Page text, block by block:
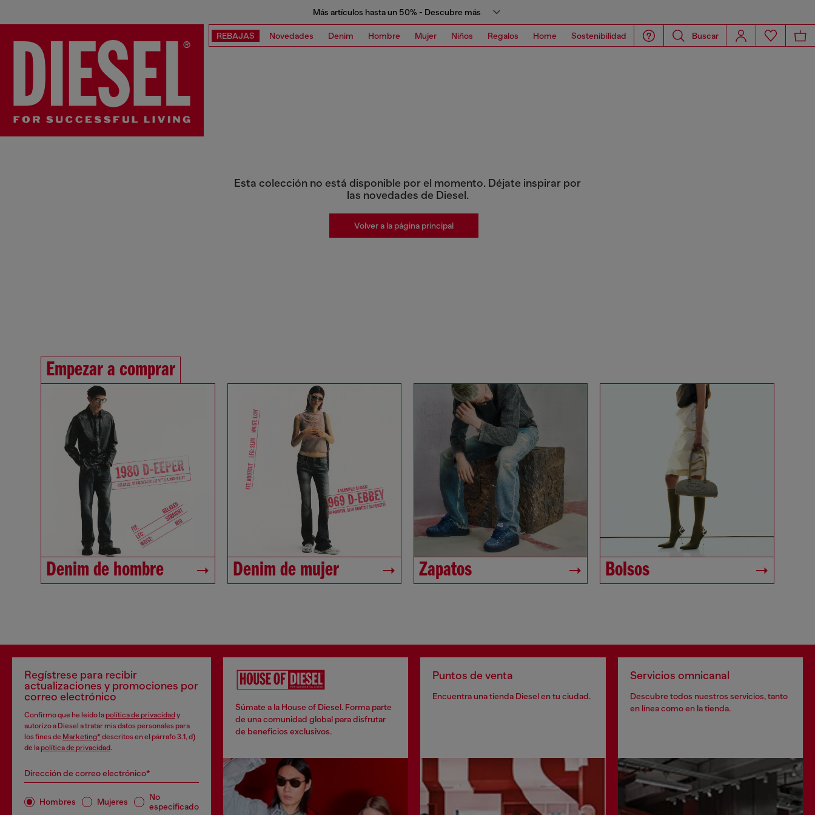
Más artículos hasta un 50% - Descubre más
REBAJAS Novedades Denim Hombre Mujer Niños Regalos Home Sostenibilidad Buscar
Esta colección no está disponible por el momento. Déjate inspirar por
las novedades de Diesel.
Volver a la página principal
Empezar a comprar
Denim de hombre Denim de mujer Zapatos Bolsos
Regístrese para recibir
actualizaciones y promociones por
correo electrónico
Confirmo que he leído lapolítica de privacidad y
autorizo a Diesel a tratar mis datos personales para
los fines de Marketing* descritos en el párrafo 3.1, d)
de lapolítica de privacidad.
Dirección de correo electrónico*
Hombres Mujeres
No
especificado
Súmate a la House of Diesel. Forma parte
de una comunidad global para disfrutar
de beneficios exclusivos.
Puntos de venta
Encuentra una tienda Diesel en tu ciudad.
Servicios omnicanal
Descubre todos nuestros servicios, tanto
en línea como en la tienda.